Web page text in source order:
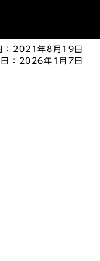
2021年8月19日
：
2026年1月7日